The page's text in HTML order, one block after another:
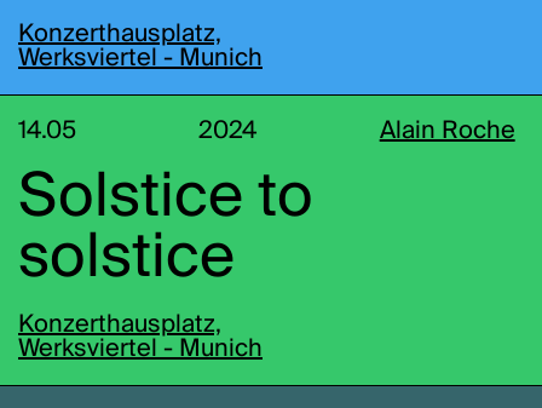
Konzerthausplatz,
Werksviertel - Munich
14.05 2024 Alain Roche
Solstice to
solstice
Konzerthausplatz,
Werksviertel - Munich